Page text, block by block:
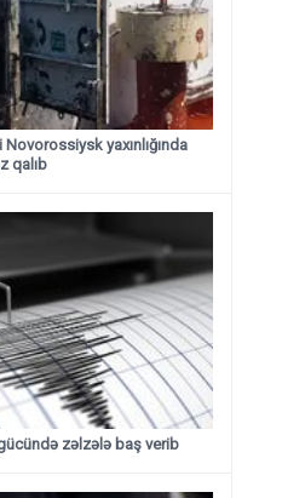
yaxınlığında
qalıb
zəlzələ baş verib